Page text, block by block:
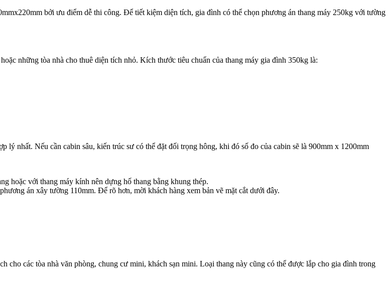
bởi ưu điểm dễ thi công. Để tiết kiệm diện tích, gia đình có thể chọn phương án thang máy 250kg với tường
những tòa nhà cho thuê diện tích nhỏ. Kích thước tiêu chuẩn của thang máy gia đình 350kg là:
nhất. Nếu cần cabin sâu, kiến trúc sư có thể đặt đối trọng hông, khi đó số đo của cabin sẽ là 900mm x 1200mm
hoặc với thang máy kính nên dựng hố thang bằng khung thép.
án xây tường 110mm. Để rõ hơn, mời khách hàng xem bản vẽ mặt cắt dưới đây.
các tòa nhà văn phòng, chung cư mini, khách sạn mini. Loại thang này cũng có thể được lắp cho gia đình trong